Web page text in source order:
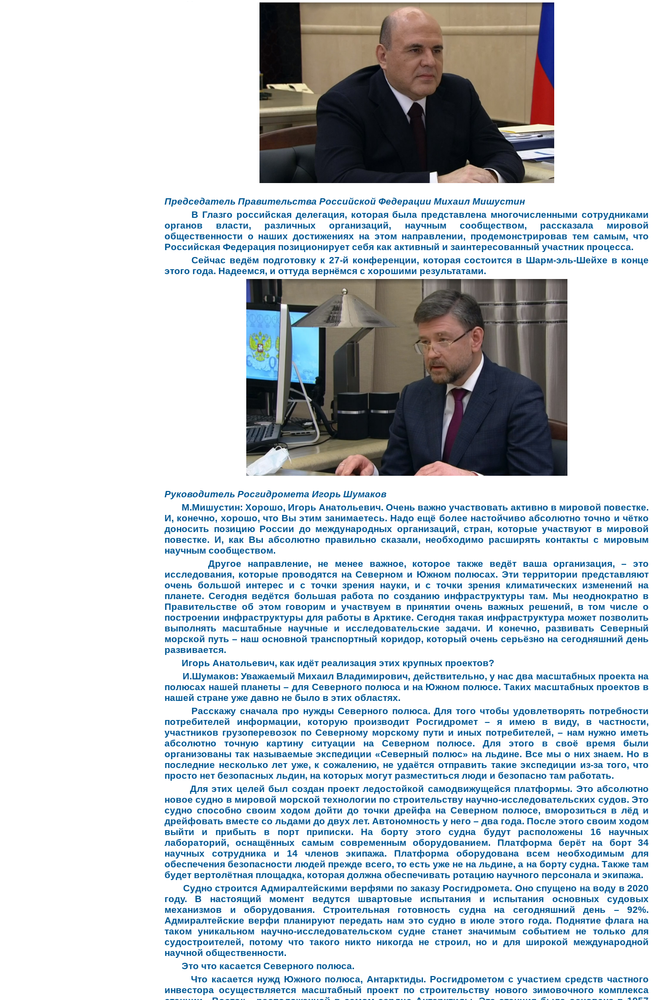
Председатель Правительства Российской Федерации Михаил Мишустин
В Глазго российская делегация, которая была представлена многочисленными сотрудниками
органов власти, различных организаций, научным сообществом, рассказала мировой
общественности о наших достижениях на этом направлении, продемонстрировав тем самым, что
Российская Федерация позиционирует себя как активный и заинтересованный участник процесса.
Сейчас ведём подготовку к 27-й конференции, которая состоится в Шарм-эль-Шейхе в конце
этого года. Надеемся, и оттуда вернёмся с хорошими результатами.
Руководитель Росгидромета Игорь Шумаков
М.Мишустин: Хорошо, Игорь Анатольевич. Очень важно участвовать активно в мировой повестке.
И, конечно, хорошо, что Вы этим занимаетесь. Надо ещё более настойчиво абсолютно точно и чётко
доносить позицию России до международных организаций, стран, которые участвуют в мировой
повестке. И, как Вы абсолютно правильно сказали, необходимо расширять контакты с мировым
научным сообществом.
Другое направление, не менее важное, которое также ведёт ваша организация, – это
исследования, которые проводятся на Северном и Южном полюсах. Эти территории представляют
очень большой интерес и с точки зрения науки, и с точки зрения климатических изменений на
планете. Сегодня ведётся большая работа по созданию инфраструктуры там. Мы неоднократно в
Правительстве об этом говорим и участвуем в принятии очень важных решений, в том числе о
построении инфраструктуры для работы в Арктике. Сегодня такая инфраструктура может позволить
выполнять масштабные научные и исследовательские задачи. И конечно, развивать Северный
морской путь – наш основной транспортный коридор, который очень серьёзно на сегодняшний день
развивается.
Игорь Анатольевич, как идёт реализация этих крупных проектов?
И.Шумаков: Уважаемый Михаил Владимирович, действительно, у нас два масштабных проекта на
полюсах нашей планеты – для Северного полюса и на Южном полюсе. Таких масштабных проектов в
нашей стране уже давно не было в этих областях.
Расскажу сначала про нужды Северного полюса. Для того чтобы удовлетворять потребности
потребителей информации, которую производит Росгидромет – я имею в виду, в частности,
участников грузоперевозок по Северному морскому пути и иных потребителей, – нам нужно иметь
абсолютно точную картину ситуации на Северном полюсе. Для этого в своё время были
организованы так называемые экспедиции «Северный полюс» на льдине. Все мы о них знаем. Но в
последние несколько лет уже, к сожалению, не удаётся отправить такие экспедиции из-за того, что
просто нет безопасных льдин, на которых могут разместиться люди и безопасно там работать.
Для этих целей был создан проект ледостойкой самодвижущейся платформы. Это абсолютно
новое судно в мировой морской технологии по строительству научно-исследовательских судов. Это
судно способно своим ходом дойти до точки дрейфа на Северном полюсе, вморозиться в лёд и
дрейфовать вместе со льдами до двух лет. Автономность у него – два года. После этого своим ходом
выйти и прибыть в порт приписки. На борту этого судна будут расположены 16 научных
лабораторий, оснащённых самым современным оборудованием. Платформа берёт на борт 34
научных сотрудника и 14 членов экипажа. Платформа оборудована всем необходимым для
обеспечения безопасности людей прежде всего, то есть уже не на льдине, а на борту судна. Также там
будет вертолётная площадка, которая должна обеспечивать ротацию научного персонала и экипажа.
Судно строится Адмиралтейскими верфями по заказу Росгидромета. Оно спущено на воду в 2020
году. В настоящий момент ведутся швартовые испытания и испытания основных судовых
механизмов и оборудования. Строительная готовность судна на сегодняшний день – 92%.
Адмиралтейские верфи планируют передать нам это судно в июле этого года. Поднятие флага на
таком уникальном научно-исследовательском судне станет значимым событием не только для
судостроителей, потому что такого никто никогда не строил, но и для широкой международной
научной общественности.
Это что касается Северного полюса.
Что касается нужд Южного полюса, Антарктиды. Росгидрометом с участием средств частного
инвестора осуществляется масштабный проект по строительству нового зимовочного комплекса